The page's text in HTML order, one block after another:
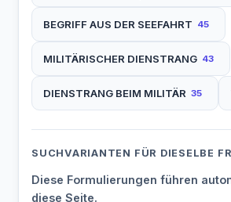
BEGRIFF AUS DER SEEFAHRT 45
MILITÄRISCHER DIENSTRANG 43
DIENSTRANG BEIM MILITÄR 35
SUCHVARIANTEN FÜR DIESELBE
Diese Formulierungen führen
diese Seite.